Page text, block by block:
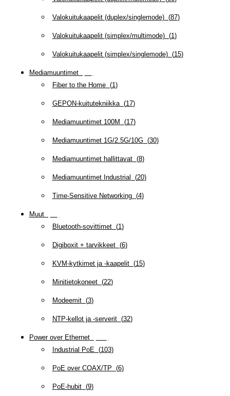
Valokuitukaapelit (duplex/singlemode)(87)
Valokuitukaapelit (simplex/multimode)(1)
Valokuitukaapelit (simplex/singlemode)(15)
Mediamuuntimet(
Fiber to the Home(1)
GEPON-kuitutekniikka(17)
Mediamuuntimet 100M (17)
Mediamuuntimet 1G/2.5G/10G(30)
Mediamuuntimet hallittavat(8)
Mediamuuntimet Industrial (20)
Time-Sensitive Networking(4)
Muut(
Bluetooth-sovittimet(1)
Digiboxit + tarvikkeet(6)
KVM-kytkimet ja -kaapelit(15)
Minitietokoneet(22)
Modeemit(3)
NTP-kellot ja -serverit(32)
Power over Ethernet(
Industrial PoE(103)
PoE over COAX/TP (6)
PoE-hubit(9)